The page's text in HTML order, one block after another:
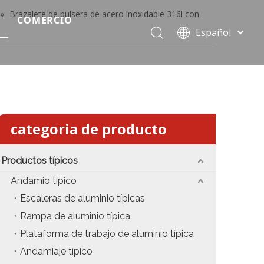
COMERCIO
Precio del armazón de iluminación estándar
Precio de productos relevantes de armadura
Precio de iluminación de escenario
Precio del sonido del escenario
Precio de necesidades de eventos
Español
Pусский
简体中文
» Brazalete de pulsera de acero inoxidable 316l con
categoria de producto
Productos típicos
Andamio típico
Escaleras de aluminio típicas
Rampa de aluminio típica
Plataforma de trabajo de aluminio típica
Andamiaje típico